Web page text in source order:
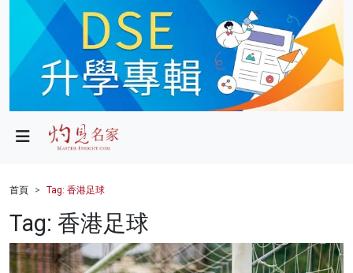
政局
財經
健康
首頁 Tag: 香港足球
Tag: 香港足球